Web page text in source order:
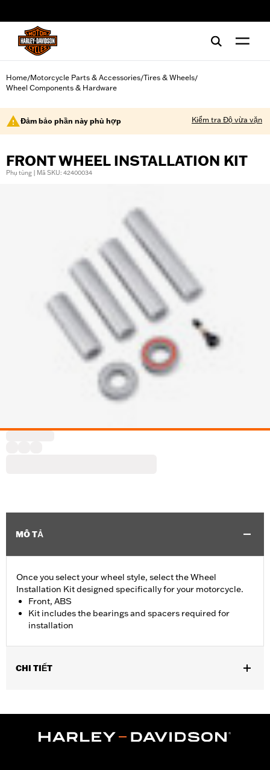
Home/Motorcycle Parts & Accessories/Tires & Wheels/
Wheel Components & Hardware
Đảm bảo phần này phù hợp Kiểm tra Độ vừa vặn
FRONT WHEEL INSTALLATION KIT
Phụ tùng | Mã SKU: 42400034
MÔ TẢ
Once you select your wheel style, select the Wheel
Installation Kit designed specifically for your motorcycle.
Front, ABS
Kit includes the bearings and spacers required for
installation
CHI TIẾT
Position On Bike: Front